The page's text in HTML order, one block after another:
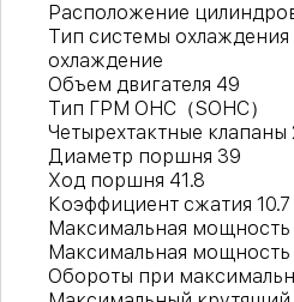
Расположение
Тип системы
охлаждение
Объем двигателя 49
Тип ГРМ OHC（SOHC）
Четырехтактные клапаны
Диаметр поршня 39
Ход поршня 41.8
Коэффициент сжатия 10.7
Максимальная мощность
Максимальная мощность
Обороты при